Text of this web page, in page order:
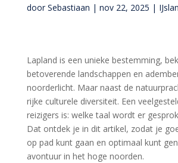
doorSebastiaan | nov 22, 2025 |
Lapland is een unieke bestemming,
betoverende landschappen en
noorderlicht. Maar naast de
rijke culturele diversiteit. Een
reizigers is: welke taal wordt er
Dat ontdek je in dit artikel, zodat je
op pad kunt gaan en optimaal kunt
avontuur in het hoge noorden.